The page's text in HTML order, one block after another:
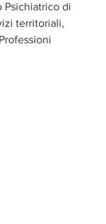
Psichiatrico di
territoriali,